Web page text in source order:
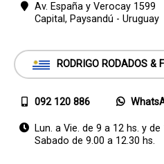
Av. España y Verocay 1599
Capital, Paysandú - Uruguay
RODRIGO RODADOS &
092 120 886
Lun. a Vie. de 9 a 12 hs. y
Sabado de 9.00 a 12.30 hs.